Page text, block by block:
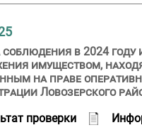
соблюдения в 2024
имуществом,
на праве
Ловозерского
проверки